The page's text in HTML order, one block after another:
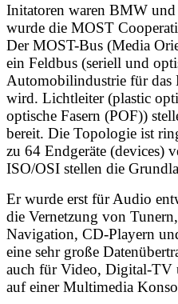
Initatoren waren BMW
wurde die MOST
Der MOST-Bus (Media
ein Feldbus (seriell und
Automobilindustrie für das
wird. Lichtleiter (plastic
optische Fasern (POF))
bereit. Die Topologie ist
zu 64 Endgeräte (devices)
ISO/OSI stellen die
Er wurde erst für Audio
die Vernetzung von
Navigation, CD-Playern
eine sehr große
auch für Video, Digital-TV
auf einer Multimedia